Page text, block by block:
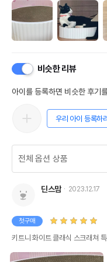
비슷한 리뷰
아이를 등록하면 비슷한 후기
우리 아이 등록하
딘스맘 2023.12.17
첫구매
키트니 화이트 클래식 스크래쳐